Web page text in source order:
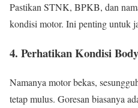
Pastikan STNK, BPKB, dan
kondisi motor. Ini penting untuk
4. Perhatikan Kondisi
Namanya motor bekas,
tetap mulus. Goresan biasanya